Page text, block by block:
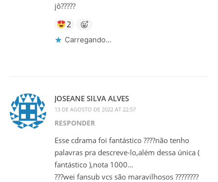
jô?????
2
Carregando...
JOSEANE SILVA ALVES
13 DE AGOSTO DE 2022 AT 22:57
RESPONDER
Esse cdrama foi fantástico ????não tenho
palavras pra descreve-lo,além dessa única (
fantástico ),nota 1000…
???wei fansub vcs são maravilhosos ????????